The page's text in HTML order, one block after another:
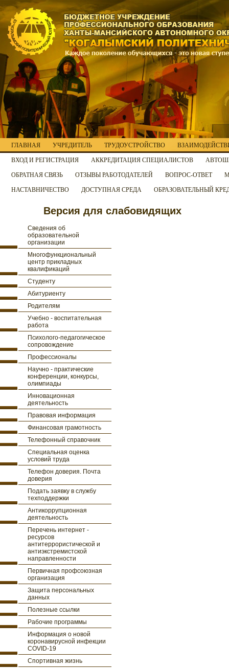
ГЛАВНАЯ УЧРЕДИТЕЛЬ ТРУДОУСТРОЙСТВО
ВХОД И РЕГИСТРАЦИЯ АККРЕДИТАЦИЯ СПЕЦИАЛИСТОВ
ОБРАТНАЯ СВЯЗЬ ОТЗЫВЫ РАБОТОДАТЕЛЕЙ ВОПРОС-ОТВЕТ
НАСТАВНИЧЕСТВО ДОСТУПНАЯ СРЕДА ОБРАЗОВАТЕЛЬНЫЙ
Версия для слабовидящих
Сведения об
образовательной
организации
Многофункциональный
центр прикладных
квалификаций
Студенту
Абитуриенту
Родителям
Учебно - воспитательная
работа
Психолого-педагогическое
сопровождение
Профессионалы
Научно - практические
конференции, конкурсы,
олимпиады
Инновационная
деятельность
Правовая информация
Финансовая грамотность
Телефонный справочник
Специальная оценка
условий труда
Телефон доверия. Почта
доверия
Подать заявку в службу
техподдержки
Антикоррупционная
деятельность
Перечень интернет -
ресурсов
антитеррористической и
антиэкстремистской
направленности
Первичная профсоюзная
организация
Защита персональных
данных
Полезные ссылки
Рабочие программы
Информация о новой
коронавирусной инфекции
COVID-19
Спортивная жизнь